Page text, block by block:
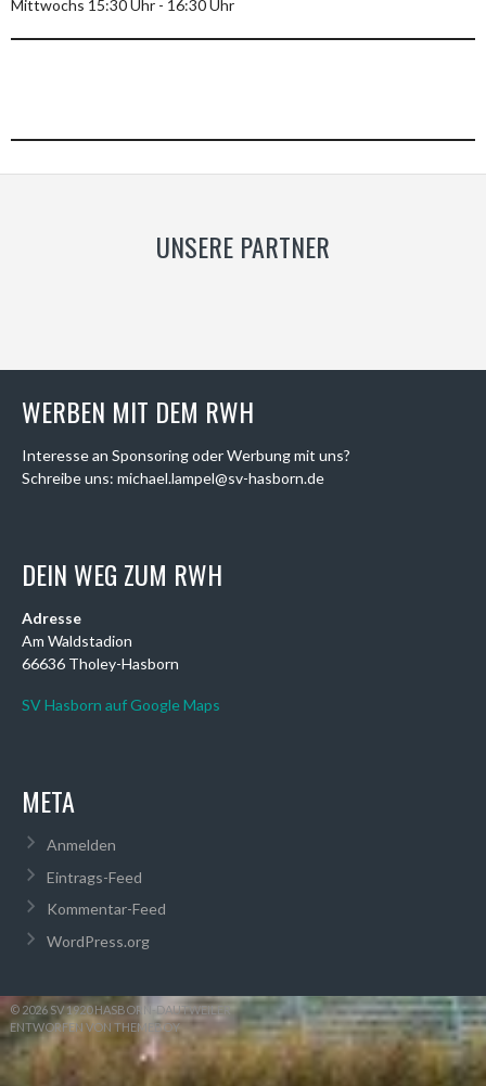
Mittwochs 15:30 Uhr - 16:30 Uhr
UNSERE PARTNER
WERBEN MIT DEM RWH
Interesse an Sponsoring oder Werbung mit uns?
Schreibe uns: michael.lampel@sv-hasborn.de
DEIN WEG ZUM RWH
Adresse
Am Waldstadion
66636 Tholey-Hasborn
SV Hasborn auf Google Maps
META
Anmelden
Eintrags-Feed
Kommentar-Feed
WordPress.org
© 2026 SV 1920 HASBORN-DAUTWEILER
ENTWORFEN VON THEMEBOY